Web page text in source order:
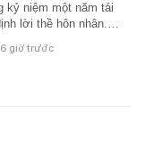
kỷ niệm một năm tái
lời thề hôn nhân.…
6 giờ trước